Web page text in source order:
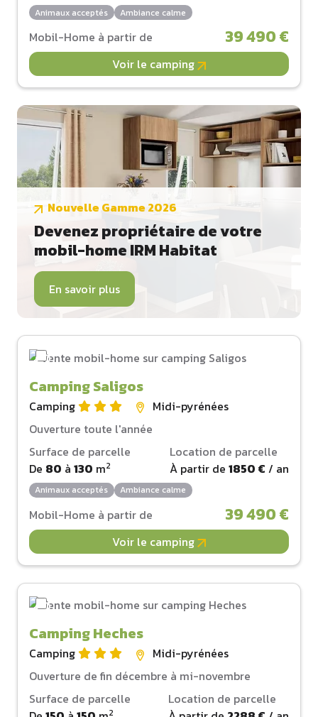
Animaux acceptés Ambiance calme
Mobil-Home à partir de 39 490 €
Voir le camping
Nouvelle Gamme 2026
Devenez propriétaire de votre
mobil-home IRM Habitat
En savoir plus
Camping Saligos
Camping
Midi-pyrénées
Ouverture toute l'année
Surface de parcelle
De 80 à 130 m2
Location de parcelle
À partir de 1850 € / an
Animaux acceptés Ambiance calme
Mobil-Home à partir de 39 490 €
Voir le camping
Camping Heches
Camping
Midi-pyrénées
Ouverture de fin décembre à mi-novembre
Surface de parcelle
2
Location de parcelle